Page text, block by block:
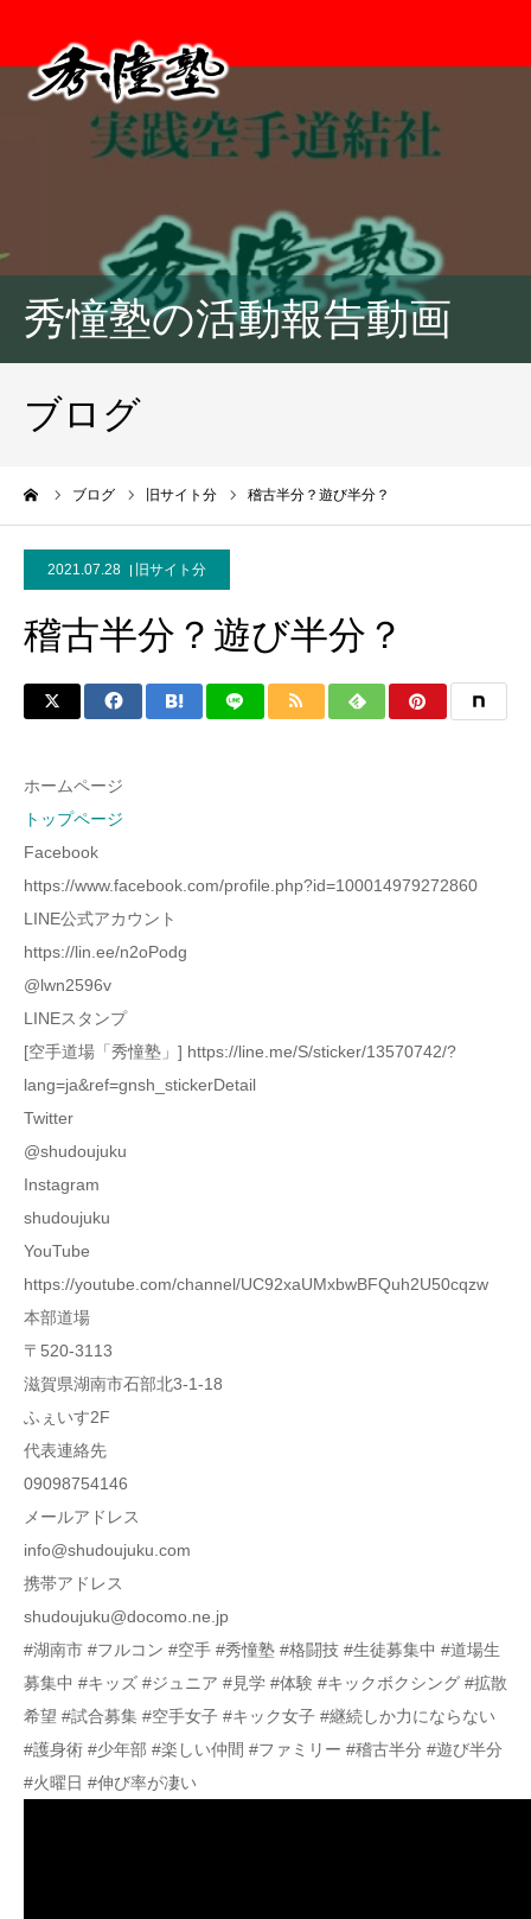
秀憧塾の活動報告動画
ブログ
ブログ 旧サイト分 稽古半分？遊び半分？
2021.07.28 旧サイト分
稽古半分？遊び半分？
ホームページ
トップページ
Facebook
https://www.facebook.com/profile.php?id=100014979272860
LINE公式アカウント
https://lin.ee/n2oPodg
@lwn2596v
LINEスタンプ
[空手道場「秀憧塾」] https://line.me/S/sticker/13570742/?
lang=ja&ref=gnsh_stickerDetail
Twitter
@shudoujuku
Instagram
shudoujuku
YouTube
https://youtube.com/channel/UC92xaUMxbwBFQuh2U50cqzw
本部道場
〒520-3113
滋賀県湖南市石部北3-1-18
ふぇいす2F
代表連絡先
09098754146
メールアドレス
info@shudoujuku.com
携帯アドレス
shudoujuku@docomo.ne.jp
#湖南市 #フルコン #空手 #秀憧塾 #格闘技 #生徒募集中 #道場生
募集中 #キッズ #ジュニア #見学 #体験 #キックボクシング #拡散
希望 #試合募集 #空手女子 #キック女子 #継続しか力にならない
#護身術 #少年部 #楽しい仲間 #ファミリー #稽古半分 #遊び半分
#火曜日 #伸び率が凄い